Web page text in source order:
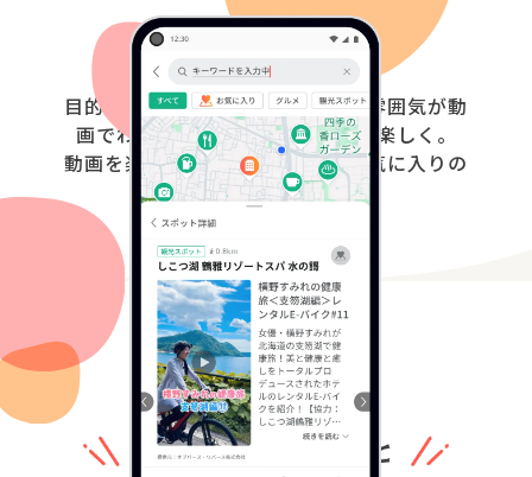
目的地周辺のおすすめスポットの 雰囲気が動
画でわかるので、おでかけがより楽しく。
動画を楽しみながら、あなたのお気に入りの
スポットに出会える。